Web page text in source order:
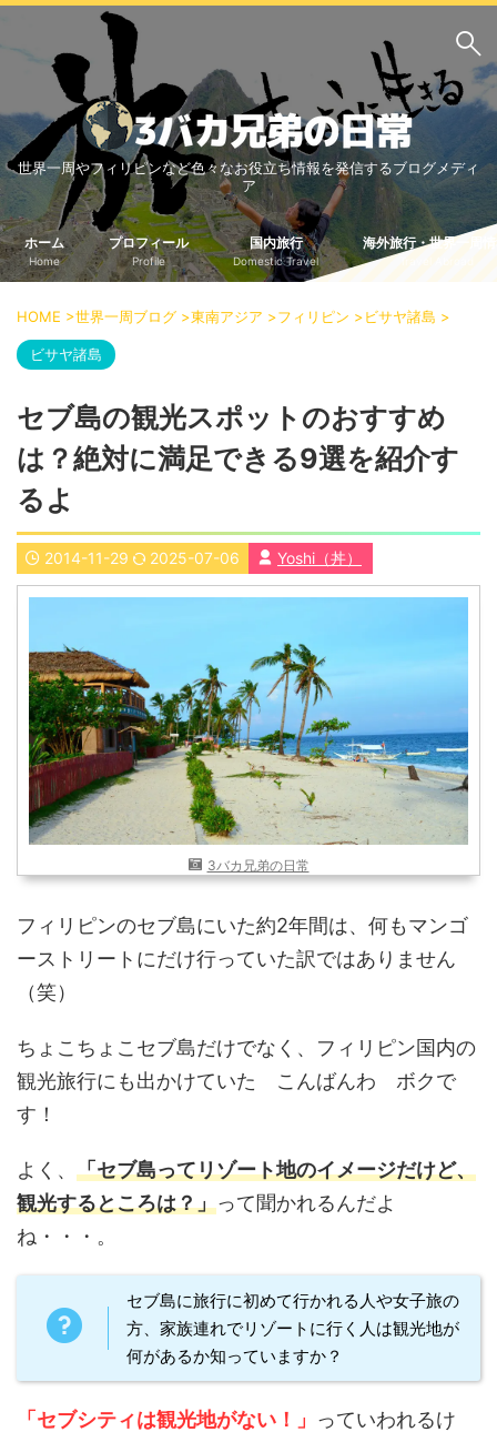
サイト内検索
3バカ兄弟のブログ
三男：増田っちのブロ
グ
次男：タクジのブログ
長男：Yoshiのブログ
ビジネス・ライフハック
車関係
国内旅行
中部
中国・四国
北海道・東北
近畿
世界一周ブログ
アフリカ
アジア
北・中南米
東南アジア
世界一周の準備
Web・ガジェット
スマホ・タブレット
PC・インターネット
ポケモンGO
AND OR
世界一周やフィリピンなど色々なお役立ち情報を発信するブログメディ
ア
ホーム
Home
プロフィール
Profile
国内旅行
Domestic Travel
海外旅行・世界一周
HOME >世界一周ブログ >東南アジア >フィリピン >ビサヤ諸島 >
ビサヤ諸島
セブ島の観光スポットのおすすめ
は？絶対に満足できる9選を紹介す
るよ
2014-11-29 2025-07-06 Yoshi（丼）
3バカ兄弟の日常
フィリピンのセブ島にいた約2年間は、何もマンゴ
ーストリートにだけ行っていた訳ではありません
（笑）
ちょこちょこセブ島だけでなく、フィリピン国内の
観光旅行にも出かけていた こんばんわ ボクで
す！
よく、 「セブ島ってリゾート地のイメージだけど、
観光するところは？」って聞かれるんだよ
ね・・・。
セブ島に旅行に初めて行かれる人や女子旅の
方、家族連れでリゾートに行く人は観光地が
何があるか知っていますか？
「セブシティは観光地がない！」 っていわれるけ